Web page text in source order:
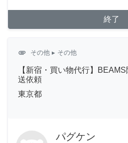
終了
attachment その他 ▸ その他
【新宿・買い物代行】
送依頼
東京都
パグケン